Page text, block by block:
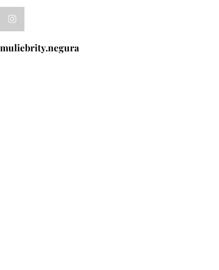
muliebrity.negura